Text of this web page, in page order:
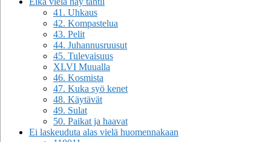
41. Uhkaus
42. Kompastelua
43. Pelit
44. Juhannusruusut
45. Tulevaisuus
XLVI Muualla
46. Kosmista
47. Kuka syö kenet
48. Käytävät
49. Sulat
50. Paikat ja haavat
Ei laskeuduta alas vielä huomennakaan